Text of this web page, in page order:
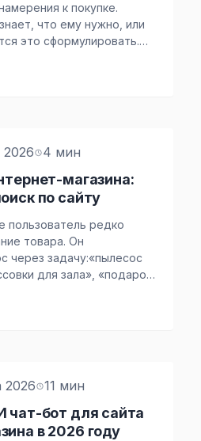
к покупке.
что ему нужно, или
это сформулировать.
товара,
2026 4 мин
магазина:
по сайту
пользователь редко
товара. Он
через задачу:«пылесос
для зала», «подарок
начинает терять
2026 11 мин
чат-бот для сайта
в 2026 году